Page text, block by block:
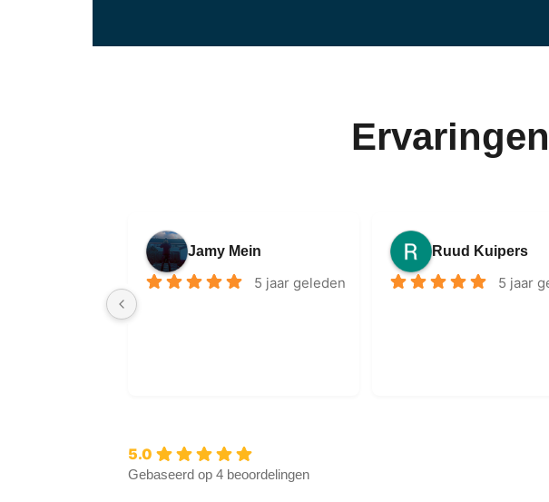
Jamy Mein
5 jaar geleden
Ruud Kuipers
5 jaar
5.0
Gebaseerd op 4 beoordelingen